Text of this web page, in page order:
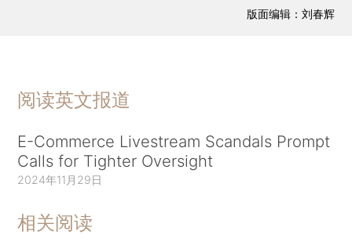
版面编辑：刘春辉
阅读英文报道
E-Commerce Livestream Scandals Prompt
Calls for Tighter Oversight
2024年11月29日
相关阅读